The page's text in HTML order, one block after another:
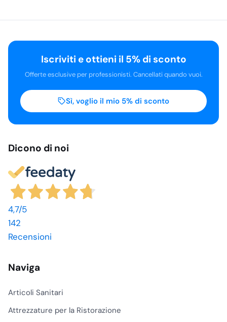
Dicono di noi
4,7/5
142
Recensioni
Naviga
Articoli Sanitari
Attrezzature per la Ristorazione
Iscriviti e ottieni il 5% di sconto
Offerte esclusive per professionisti. Cancellati quando vuoi.
Sì, voglio il mio 5% di sconto